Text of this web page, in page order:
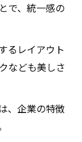
で、統一感の
るレイアウト
なども美しさ
、企業の特徴